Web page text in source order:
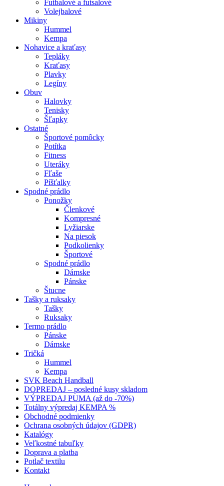
Futbalové a futsalové
Volejbalové
Mikiny
Hummel
Kempa
Nohavice a kraťasy
Tepláky
Kraťasy
Plavky
Legíny
Obuv
Halovky
Tenisky
Šľapky
Ostatné
Športové pomôcky
Potítka
Fitness
Uteráky
Fľaše
Píšťalky
Spodné prádlo
Ponožky
Členkové
Kompresné
Lyžiarske
Na piesok
Podkolienky
Športové
Spodné prádlo
Dámske
Pánske
Štucne
Tašky a ruksaky
Tašky
Ruksaky
Termo prádlo
Pánske
Dámske
Tričká
Hummel
Kempa
SVK Beach Handball
DOPREDAJ – posledné kusy skladom
VÝPREDAJ PUMA (až do -70%)
Totálny výpredaj KEMPA %
Obchodné podmienky
Ochrana osobných údajov (GDPR)
Katalógy
Veľkostné tabuľky
Doprava a platba
Potlač textilu
Kontakt